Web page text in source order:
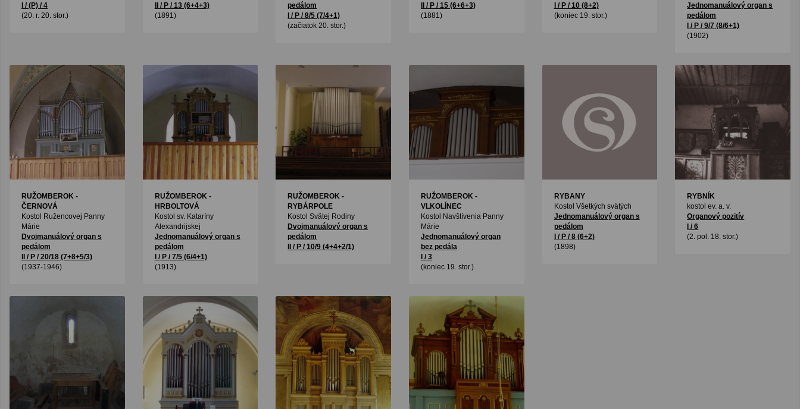
I / (P) / 4
(20. r. 20. stor.)
II / P / 13 (6+4+3)
(1891)
pedálom
I / P / 8/5 (7/4+1)
(začiatok 20. stor.)
II / P / 15 (6+6+3)
(1881)
I / P / 10 (8+2)
(koniec 19. stor.)
Jednomanuálový organ s
pedálom
I / P / 9/7 (8/6+1)
(1902)
RUŽOMBEROK -
ČERNOVÁ
Kostol Ružencovej Panny
Márie
Dvojmanuálový organ s
pedálom
II / P / 20/18 (7+8+5/3)
(1937-1946)
RUŽOMBEROK -
HRBOLTOVÁ
Kostol sv. Kataríny
Alexandrijskej
Jednomanuálový organ s
pedálom
I / P / 7/5 (6/4+1)
(1913)
RUŽOMBEROK -
RYBÁRPOLE
Kostol Svätej Rodiny
Dvojmanuálový organ s
pedálom
II / P / 10/9 (4+4+2/1)
RUŽOMBEROK -
VLKOLÍNEC
Kostol Navštívenia Panny
Márie
Jednomanuálový organ
bez pedála
I / 3
(koniec 19. stor.)
RYBANY
Kostol Všetkých svätých
Jednomanuálový organ s
pedálom
I / P / 8 (6+2)
(1898)
RYBNÍK
kostol ev. a. v.
Organový pozitív
I / 6
(2. pol. 18. stor.)